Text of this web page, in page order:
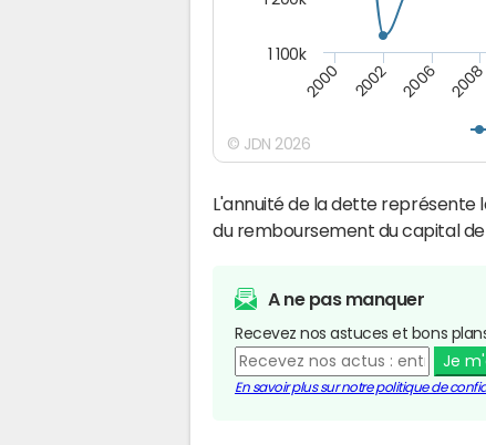
2000 2002 2006 2008
1 100k
© JDN 2026
L'annuité de la dette
du remboursement du capital
A ne pas manquer
Recevez nos astuces et bons
Je
En savoir plus sur notre politique de